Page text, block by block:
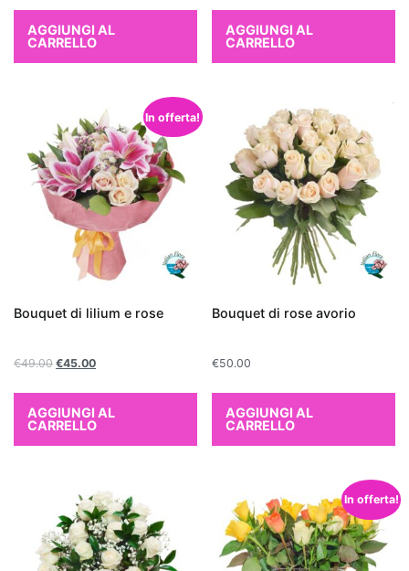
AGGIUNGI AL
CARRELLO
AGGIUNGI AL
CARRELLO
In offerta!
Bouquet di lilium e rose
€49.00 €45.00
AGGIUNGI AL
CARRELLO
Bouquet di rose avorio
€50.00
AGGIUNGI AL
CARRELLO
In offerta!
più
efficaci
Benjamina,
perfetto
per
chi
cerca
d'appartamento
che
naturale.
Altre
purificano
l'aria
includono